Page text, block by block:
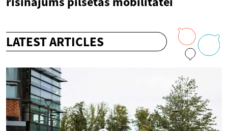
LATEST ARTICLES